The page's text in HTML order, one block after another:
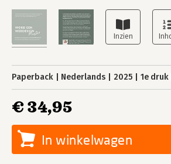
Paperback Nederlands 2025 1e druk
€ 34,95
In winkelwagen